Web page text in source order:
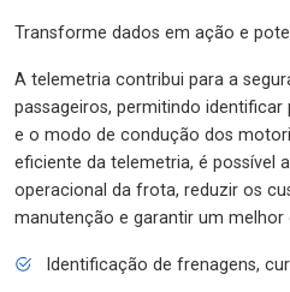
Transforme dados em ação e
A telemetria contribui para a
passageiros, permitindo identificar
e o modo de condução dos
eficiente da telemetria, é possível
operacional da frota, reduzir os
manutenção e garantir um melhor
Identificação de frenagens,